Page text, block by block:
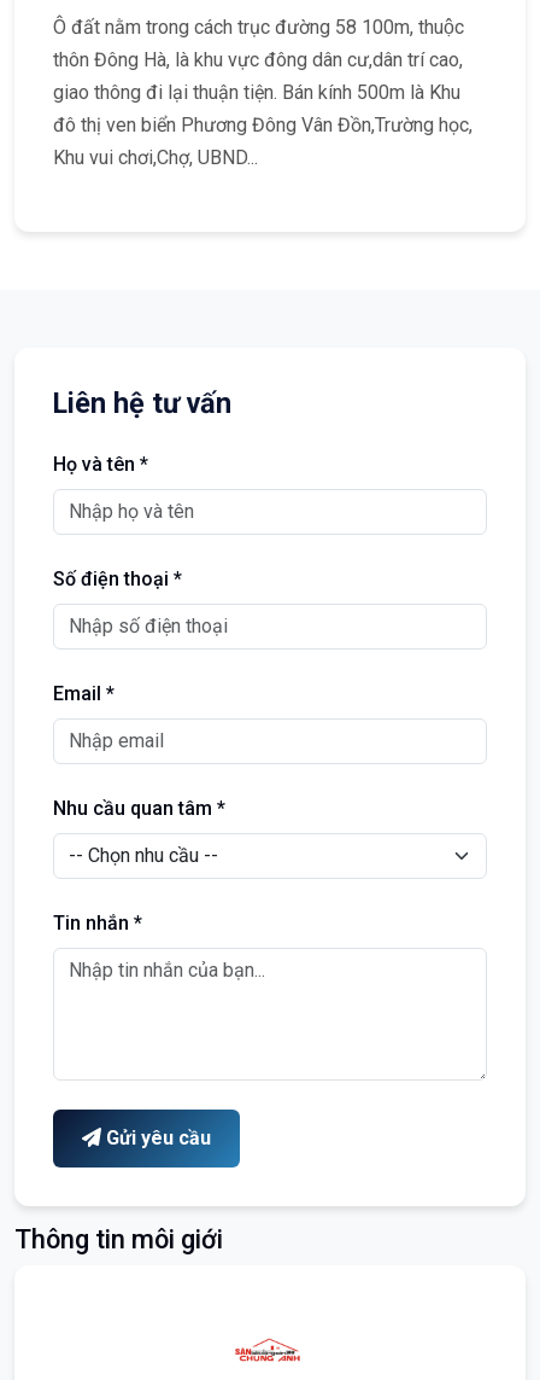
Ô đất nằm trong cách trục đường 58 100m, thuộc
thôn Đông Hà, là khu vực đông dân cư,dân trí cao,
giao thông đi lại thuận tiện. Bán kính 500m là Khu
đô thị ven biển Phương Đông Vân Đồn,Trường học,
Khu vui chơi,Chợ, UBND...
Liên hệ tư vấn
Họ và tên *
Số điện thoại *
Email *
Nhu cầu quan tâm *
Tin nhắn *
Gửi yêu cầu
Thông tin môi giới